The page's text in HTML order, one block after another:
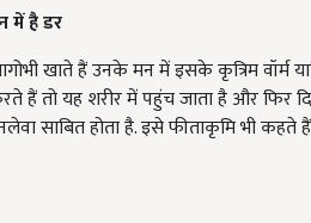
में है डर
खाते हैं उनके मन में इसके कृत्रिम वॉर्म
हैं तो यह शरीर में पहुंच जाता है और फिर
साबित होता है. इसे फीताकृमि भी कहते